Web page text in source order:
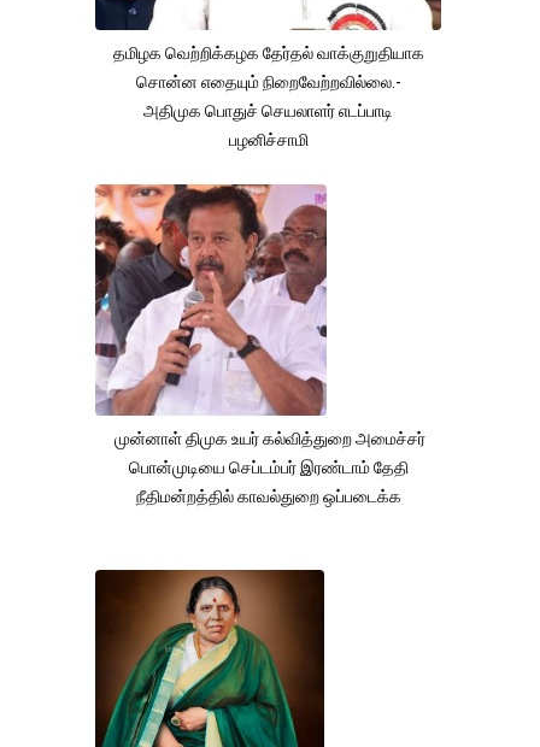
தமிழக வெற்றிக்கழக தேர்தல் வாக்குறுதியாக
சொன்ன எதையும் நிறைவேற்றவில்லை.-
அதிமுக பொதுச் செயலாளர் எடப்பாடி
பழனிச்சாமி
முன்னாள் திமுக உயர் கல்வித்துறை அமைச்சர்
பொன்முடியை செப்டம்பர் இரண்டாம் தேதி
நீதிமன்றத்தில் காவல்துறை ஒப்படைக்க